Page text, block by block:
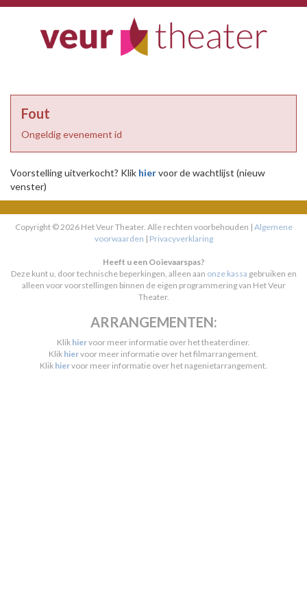
Fout
Ongeldig evenement id
Voorstelling uitverkocht? Klik hiervoor de wachtlijst (nieuw
venster)
Copyright © 2026 Het Veur Theater. Alle rechten voorbehouden | Algemene
voorwaarden | Privacyverklaring
Heeft u een Ooievaarspas?
Deze kunt u, door technische beperkingen, alleen aan onze kassa gebruiken en
alleen voor voorstellingen binnen de eigen programmering van Het Veur
Theater.
ARRANGEMENTEN:
Klik hiervoor meer informatie over het theaterdiner.
Klik hiervoor meer informatie over het filmarrangement.
Klik hiervoor meer informatie over het nagenietarrangement.